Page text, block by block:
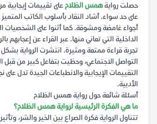
حصلت روايةهمس الظلامعلى تقييمات إيجابية
على حد سواء. أشاد النقاد بأسلوب الكاتب
أجواء غامضة ومشوقة. كما أثنوا على الشخصيات
الداخلية التي تعاني منها. عبر القراء عن إعجابهم
تجربة قراءة ممتعة ومثيرة. انتشرت الرواية
التواصل الاجتماعي، وحظيت بتفاعل كبير من قبل
التقييمات الإيجابية والانطباعات الجيدة تدل على
الأدبية.
أسئلة شائعة حول رواية همس الظلام
ما هي الفكرة الرئيسية لرواية همس الظلام؟
تتناول الرواية فكرة الصراع بين الخير والشر،